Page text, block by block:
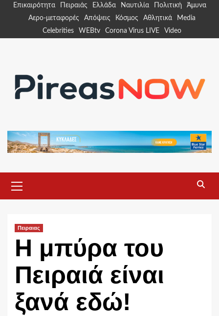
Επικαιρότητα Πειραιάς Ελλάδα Ναυτιλία Πολιτική
Άμυνα
Αερο-μεταφορές
Απόψεις Κόσμος Αθλητικά
Media
Celebrities
WEBtv Corona Virus LIVE Video
Menu
Πειραιας
Η μπύρα του
Πειραιά είναι
ξανά εδώ!